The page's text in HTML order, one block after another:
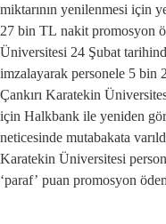
miktarının yenilenmesi için
27 bin TL nakit promosyon
Üniversitesi 24 Şubat
imzalayarak personele 5 bin
Çankırı Karatekin
için Halkbank ile yeniden
neticesinde mutabakata
Karatekin Üniversitesi
‘paraf’ puan promosyon